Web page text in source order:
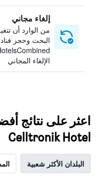
إلغاء مجاني
من الوارد أن
البحث وحجز
الإلغاء المجاني
اعثر على نتائج
Celltronik Hotel
البلدان الأكثر شعبية